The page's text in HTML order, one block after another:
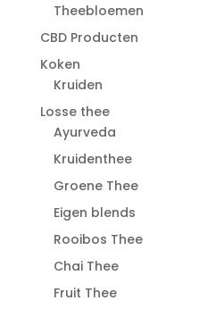
Theebloemen
CBD Producten
Koken
Kruiden
Losse thee
Ayurveda
Kruidenthee
Groene Thee
Eigen blends
Rooibos Thee
Chai Thee
Fruit Thee